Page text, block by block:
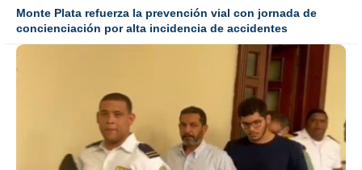
Monte Plata refuerza la prevención vial con jornada de
concienciación por alta incidencia de accidentes